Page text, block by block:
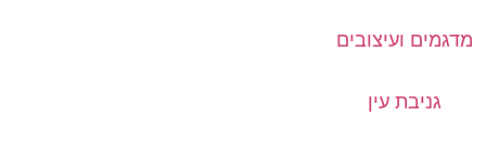
מדגמים ועיצובים
גניבת עין